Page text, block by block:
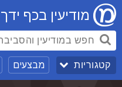
מודיעין בכף ידך
קטגוריות מבצעים